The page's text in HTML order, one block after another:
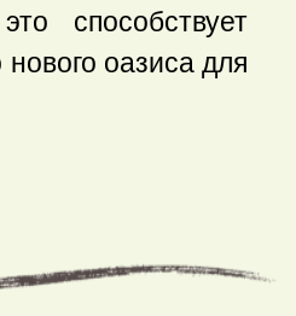
способствует
оазиса для